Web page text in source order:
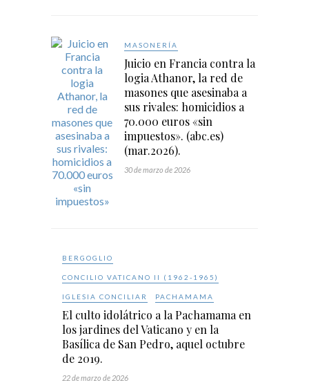
MASONERÍA
Juicio en Francia contra la
logia Athanor, la red de
masones que asesinaba a
sus rivales: homicidios a
70.000 euros «sin
impuestos». (abc.es)
(mar.2026).
30 de marzo de 2026
BERGOGLIO
CONCILIO VATICANO II (1962-1965)
IGLESIA CONCILIAR PACHAMAMA
El culto idolátrico a la Pachamama en
los jardines del Vaticano y en la
Basílica de San Pedro, aquel octubre
de 2019.
22 de marzo de 2026